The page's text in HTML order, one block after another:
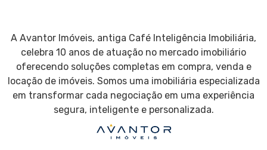
Escritório
A Avantor Imóveis, antiga Café Inteligência Imobiliária,
celebra 10 anos de atuação no mercado imobiliário
oferecendo soluções completas em compra, venda e
locação de imóveis. Somos uma imobiliária especializada
em transformar cada negociação em uma experiência
segura, inteligente e personalizada.